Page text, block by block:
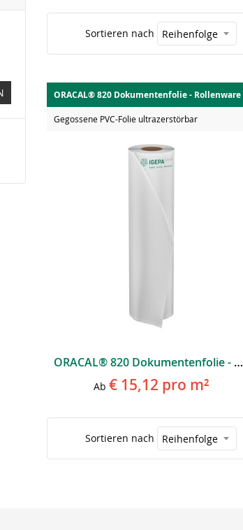
Sortieren nach
ORACAL® 820 Dokumentenfolie - Rollenware
Gegossene PVC-Folie ultrazerstörbar
ORACAL® 820 Dokumentenfolie - Rollenware
Ab € 15,12 pro m²
Sortieren nach